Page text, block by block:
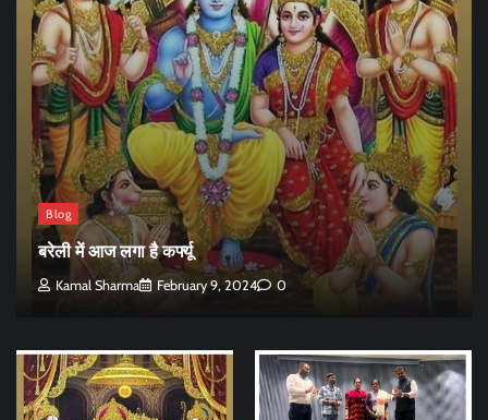
Blog
बरेली में आज लगा है कर्फ्यू
Kamal Sharma February 9, 2024 0